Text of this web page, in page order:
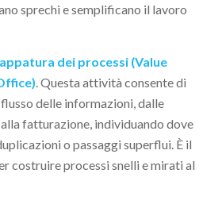
sprechi e semplificano il lavoro
dei processi (Value
. Questa attività consente di
delle informazioni, dalle
fatturazione, individuando dove
o passaggi superflui. È il
costruire processi snelli e mirati al